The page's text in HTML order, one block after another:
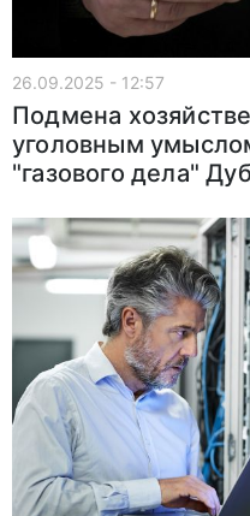
26.09.2025 - 12:57
Подмена
уголовным
"газового дела"